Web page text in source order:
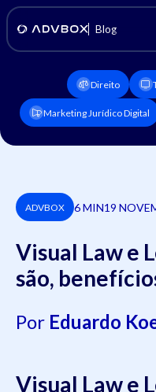
Blog
Direito
Marketing Jurídico Digital
ADVBOX 6 MIN19
Visual Law e
são,
Por Eduardo
Visual Law e